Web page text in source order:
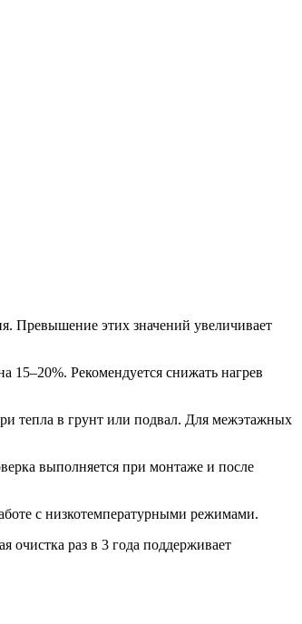
Превышение этих значений увеличивает
15–20%. Рекомендуется снижать нагрев
тепла в грунт или подвал. Для межэтажных
выполняется при монтаже и после
с низкотемпературными режимами.
очистка раз в 3 года поддерживает